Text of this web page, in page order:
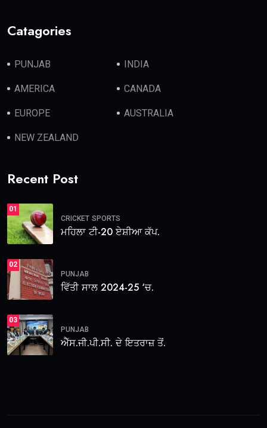
Catagories
PUNJAB INDIA
AMERICA CANADA
EUROPE AUSTRALIA
NEW ZEALAND
Recent Post
01
CRICKET SPORTS
ਮਹਿਲਾ ਟੀ-20 ਏਸ਼ੀਆ ਕੱਪ.
02
PUNJAB
ਵਿੱਤੀ ਸਾਲ 2024-25 ‘ਚ.
03
PUNJAB
ਐੱਸ.ਜੀ.ਪੀ.ਸੀ. ਦੇ ਇਤਰਾਜ਼ ਤੋਂ.